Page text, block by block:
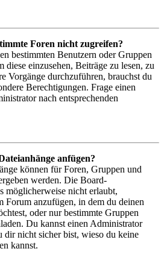
Foren nicht zugreifen?
bestimmten Benutzern oder Gruppen
diese einzusehen, Beiträge zu lesen, zu
Vorgänge durchzuführen, brauchst du
Berechtigungen. Frage einen
nach entsprechenden
anfügen?
können für Foren, Gruppen und
werden. Die Board-
möglicherweise nicht erlaubt,
Forum anzufügen, in dem du deinen
oder nur bestimmte Gruppen
Du kannst einen Administrator
dir nicht sicher bist, wieso du keine
kannst.